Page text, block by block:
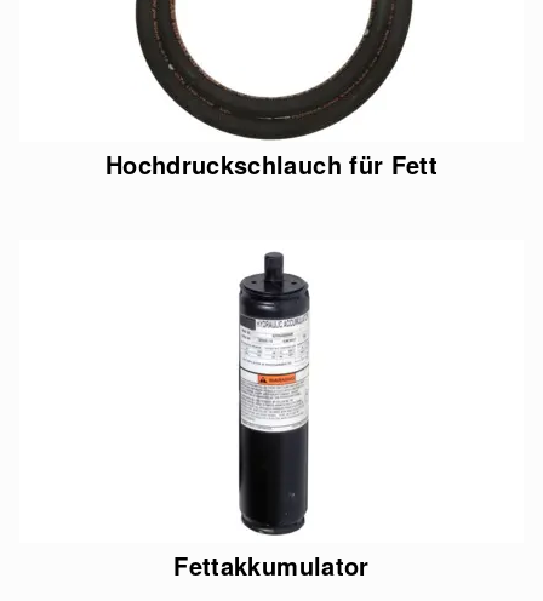
Hochdruckschlauch für Fett
Fettakkumulator